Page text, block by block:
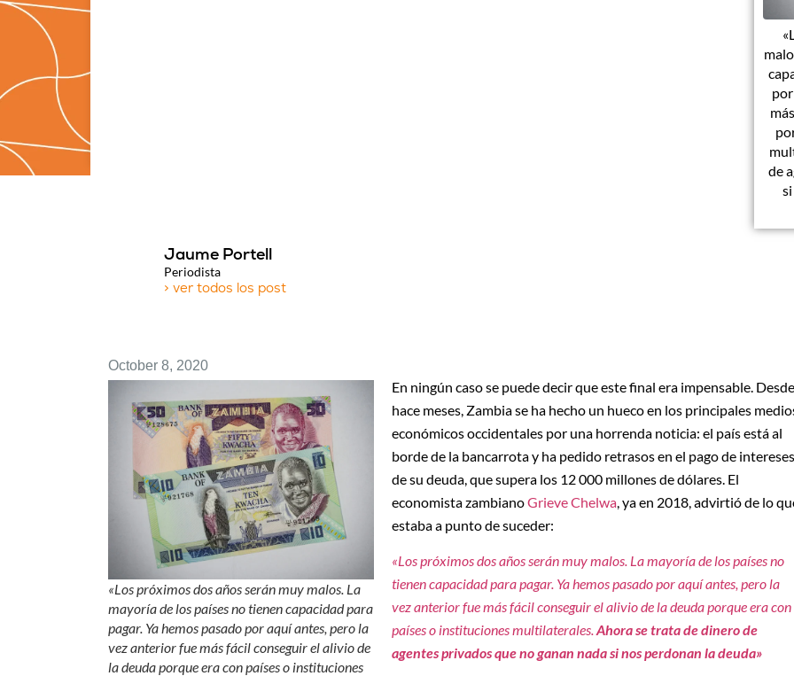
de
Jaume Portell
Periodista
> ver todos los post
October 8, 2020
«Los próximos dos años serán muy malos. La
mayoría de los países no tienen capacidad para
pagar. Ya hemos pasado por aquí antes, pero la
vez anterior fue más fácil conseguir el alivio de
la deuda porque era con países o instituciones
En ningún caso se puede decir que este final era impensable. Desde
hace meses, Zambia se ha hecho un hueco en los principales
económicos occidentales por una horrenda noticia: el país está al
borde de la bancarrota y ha pedido retrasos en el pago de intereses
de su deuda, que supera los 12 000 millones de dólares. El
economista zambianoGrieve Chelwa , ya en 2018, advirtió de lo
estaba a punto de suceder:
«Los próximos dos años serán muy malos. La mayoría de los países no
tienen capacidad para pagar. Ya hemos pasado por aquí antes, pero la
vez anterior fue más fácil conseguir el alivio de la deuda porque era con
países o instituciones multilaterales.Ahora se trata de dinero de
agentes privados que no ganan nada si nos perdonan la deuda»